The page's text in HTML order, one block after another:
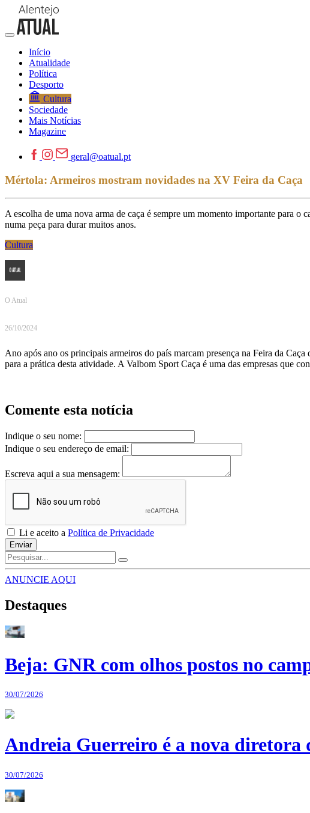
Início
Atualidade
Política
Desporto
Cultura
Sociedade
Mais Notícias
Magazine
geral@oatual.pt
Mértola: Armeiros mostram novidades na XV Feira da Caça
A escolha de uma nova arma de caça é sempre um momento importante para
numa peça para durar muitos anos.
Cultura
O Atual
26/10/2024
Ano após ano os principais armeiros do país marcam presença na Feira da
para a prática desta atividade. A Valbom Sport Caça é uma das empresas que
Comente esta notícia
Indique o seu nome:
Indique o seu endereço de email:
Escreva aqui a sua mensagem:
Li e aceito a Política de Privacidade
Enviar
ANUNCIE AQUI
Destaques
Beja: GNR com olhos postos no
30/07/2026
Andreia Guerreiro é a nova diretora
30/07/2026